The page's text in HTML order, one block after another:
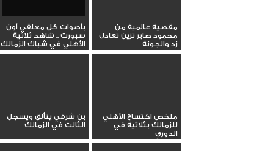
مقصية عالمية من
محمود صابر تزين تعادل
زد والجونة
بأصوات كل معلقي أون
سبورت .. شاهد ثلاثية
الأهلي في شباك الزمالك
ملخص اكتساح الأهلي
للزمالك بثلاثية في
الدوري
بن شرقي يتألق ويسجل
الثالث في الزمالك